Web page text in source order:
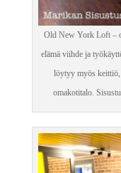
Old New York Loft –
elämä viihde ja
löytyy myös keittiö,
omakotitalo.